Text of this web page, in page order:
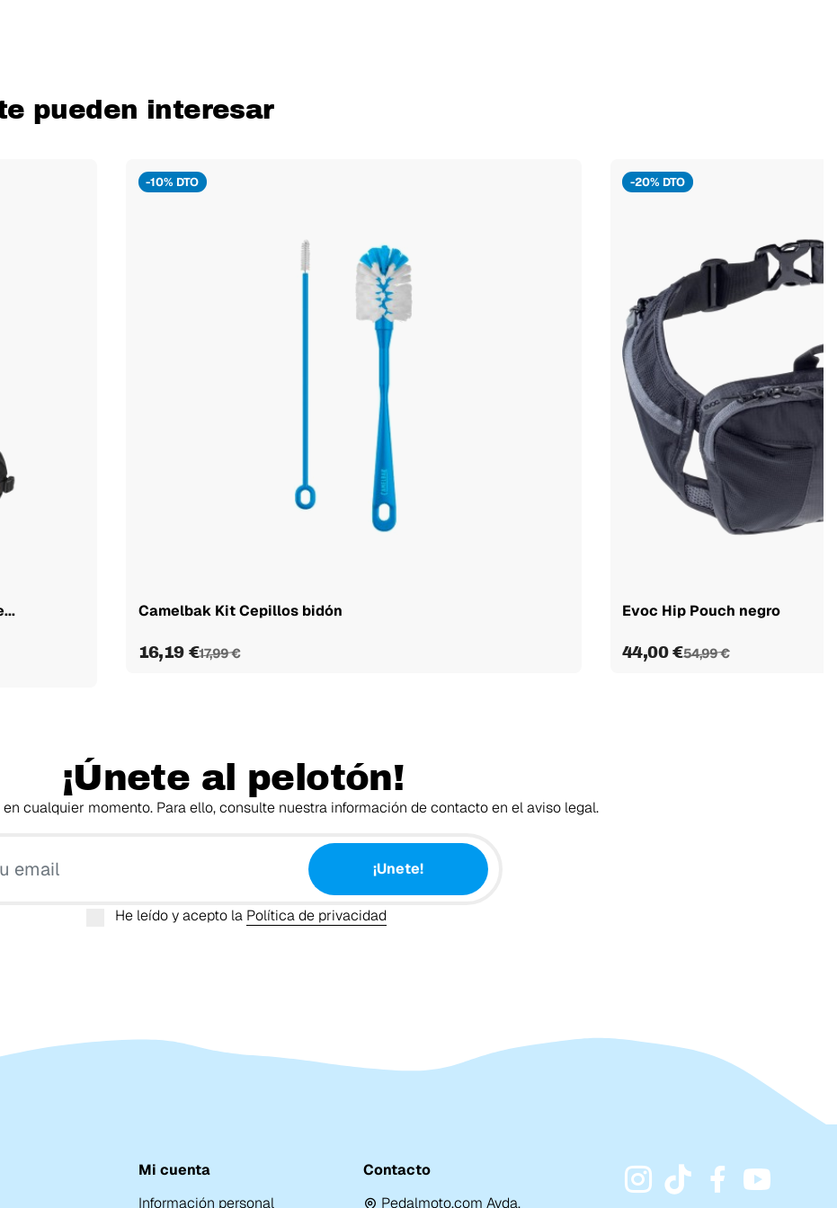
pueden interesar
-10% DTO
Camelbak Kit Cepillos bidón
16,19 €17,99 €
-20% DTO
Evoc Hip Pouch negro
44,00 €54,99 €
¡Únete al pelotón!
cualquier momento. Para ello, consulte nuestra información de contacto en el aviso legal.
¡Unete!
He leído y acepto la Política de privacidad
Mi cuenta
Información personal
Contacto
Pedalmoto.com Avda.